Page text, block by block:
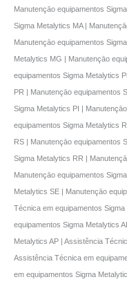
Manutençāo equipamentos
Sigma Metalytics MA |
Manutençāo equipamentos
Metalytics MG | Manutençāo
equipamentos Sigma Metalytics
PR | Manutençāo equipamentos
Sigma Metalytics PI |
equipamentos Sigma Metalytics
RS | Manutençāo equipamentos
Sigma Metalytics RR |
Manutençāo equipamentos
Metalytics SE | Manutençāo
Técnica em equipamentos
equipamentos Sigma Metalytics
Metalytics AP | Assistência
Assistência Técnica em
em equipamentos Sigma